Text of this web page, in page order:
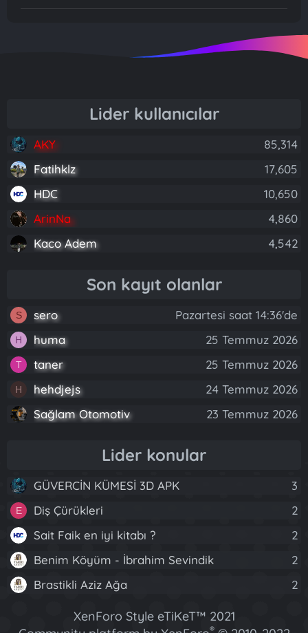
Lider kullanıcılar
AKY
85,314
Fatihklz
17,605
HDC
10,650
ArinNa
4,860
Kaco Adem
4,542
Son kayıt olanlar
S sero Pazartesi saat 14:36'de
H huma 25 Temmuz 2026
T taner 25 Temmuz 2026
H hehdjejs
24 Temmuz 2026
Sağlam Otomotiv
23 Temmuz 2026
Lider konular
GÜVERCİN KÜMESİ 3D APK 3
E Diş Çürükleri
2
Sait Faik en iyi kitabı ?
2
Benim Köyüm - İbrahim Sevindik
2
Brastikli Aziz Ağa
2
XenForo Style eTiKeT™ 2021
®